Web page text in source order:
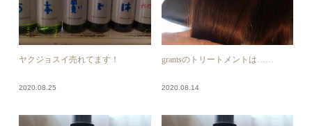
ヤクジョスイ売れてます！
2020.08.25
grantsのトリートメントは……
2020.08.14